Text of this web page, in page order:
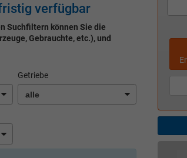
verfügbar
Suchfiltern können Sie die
Gebrauchte, etc.), und
Getriebe